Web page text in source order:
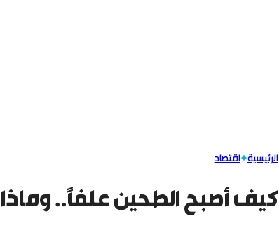
الرئيسية اقتصاد
كيف أصبح الطحين علفاً..